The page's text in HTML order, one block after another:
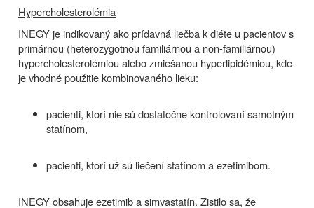
Hypercholesterolémia
INEGY je indikovaný ako prídavná liečba k diéte u pacientov s
primárnou (heterozygotnou familiárnou a non-familiárnou)
hypercholesterolémiou alebo zmiešanou hyperlipidémiou, kde
je vhodné použitie kombinovaného lieku:
pacienti, ktorí nie sú dostatočne kontrolovaní samotným
statínom,
pacienti, ktorí už sú liečení statínom a ezetimibom.
INEGY obsahuje ezetimib a simvastatín. Zistilo sa, že